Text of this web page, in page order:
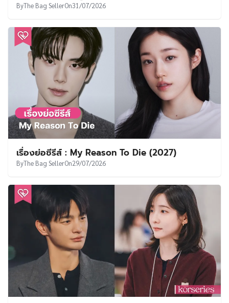
ByThe Bag SellerOn31/07/2026
เรื่องย่อซีรีส์ : My Reason To Die (2027)
ByThe Bag SellerOn29/07/2026